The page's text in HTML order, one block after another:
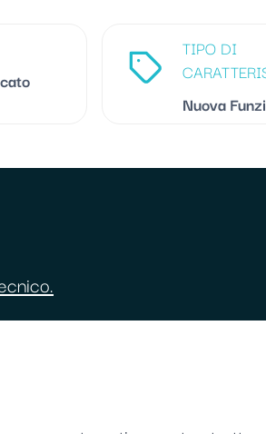
TIPO DI
Nuova